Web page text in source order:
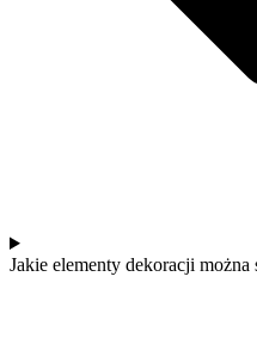
Jakie elementy dekoracji można